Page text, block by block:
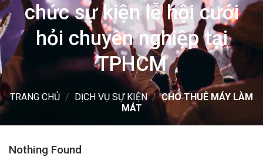
chức sự kiện lễ hội cưới
hỏi chuyên nghiệp tại
TPHCM
TRANG CHỦ / DỊCH VỤ SỰ KIỆN / CHO THUÊ MÁY LÀM
MÁT
Nothing Found